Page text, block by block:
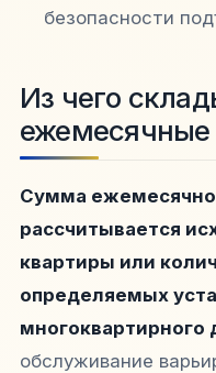
безопасности
Из чего
ежемесячные
Сумма
рассчитывается
квартиры или
определяемых
многоквартирного
обслуживание